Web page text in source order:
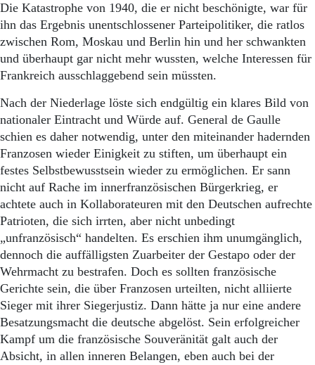
Die Katastrophe von 1940, die er nicht beschönigte, war für
ihn das Ergebnis unentschlossener Parteipolitiker, die ratlos
zwischen Rom, Moskau und Berlin hin und her schwankten
und überhaupt gar nicht mehr wussten, welche Interessen für
Frankreich ausschlaggebend sein müssten.
Nach der Niederlage löste sich endgültig ein klares Bild von
nationaler Eintracht und Würde auf. General de Gaulle
schien es daher notwendig, unter den miteinander hadernden
Franzosen wieder Einigkeit zu stiften, um überhaupt ein
festes Selbstbewusstsein wieder zu ermöglichen. Er sann
nicht auf Rache im innerfranzösischen Bürgerkrieg, er
achtete auch in Kollaborateuren mit den Deutschen aufrechte
Patrioten, die sich irrten, aber nicht unbedingt
„unfranzösisch“ handelten. Es erschien ihm unumgänglich,
dennoch die auffälligsten Zuarbeiter der Gestapo oder der
Wehrmacht zu bestrafen. Doch es sollten französische
Gerichte sein, die über Franzosen urteilten, nicht alliierte
Sieger mit ihrer Siegerjustiz. Dann hätte ja nur eine andere
Besatzungsmacht die deutsche abgelöst. Sein erfolgreicher
Kampf um die französische Souveränität galt auch der
Absicht, in allen inneren Belangen, eben auch bei der